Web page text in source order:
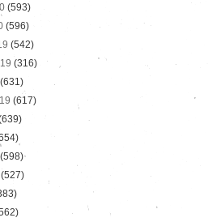
(593)
(596)
(542)
(316)
(631)
(617)
(598)
(527)